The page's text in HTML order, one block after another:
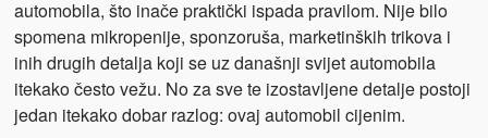
automobila, što inače praktički ispada pravilom. Nije bilo
spomena mikropenije, sponzoruša, marketinških trikova i
inih drugih detalja koji se uz današnji svijet automobila
itekako često vežu. No za sve te izostavljene detalje postoji
jedan itekako dobar razlog: ovaj automobil cijenim.